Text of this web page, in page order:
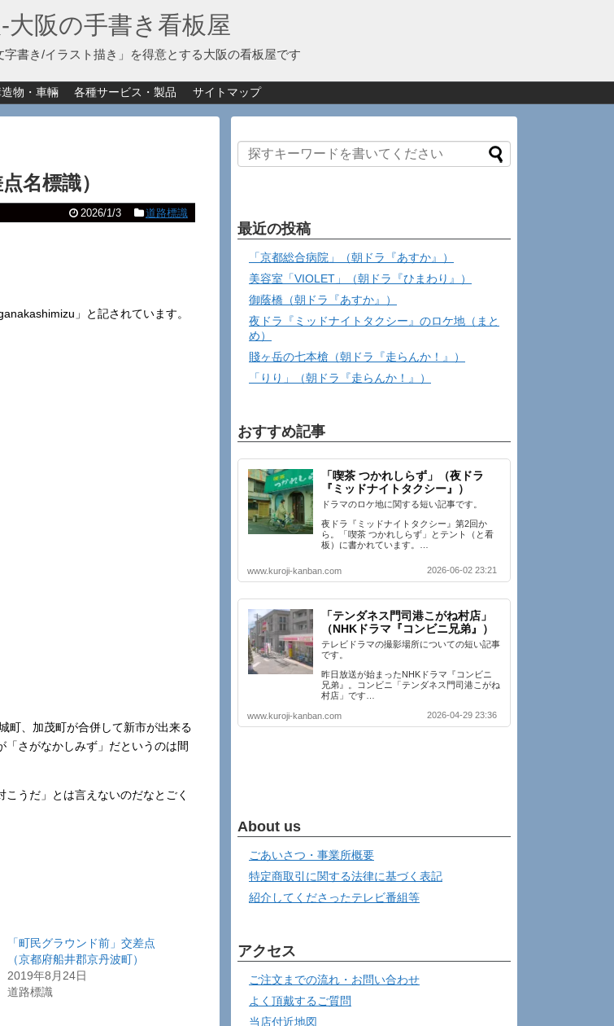
大阪の手書き看板屋
字書き/イラスト描き」を得意とする大阪の看板屋です
物・車輛 各種サービス・製品 サイトマップ
名標識）
2026/1/3 道路標識
」と記されています。
町、加茂町が合併して新市が出来る
さがなかしみず」だというのは間
うだ」とは言えないのだなとごく
「町民グラウンド前」交差点
（京都府船井郡京丹波町）
2019年8月24日
道路標識
最近の投稿
「京都総合病院」（朝ドラ『あすか』）
美容室「VIOLET」（朝ドラ『ひまわり』）
御蔭橋（朝ドラ『あすか』）
夜ドラ『ミッドナイトタクシー』のロケ地（まと
め）
賤ヶ岳の七本槍（朝ドラ『走らんか！』）
「りり」（朝ドラ『走らんか！』）
おすすめ記事
「喫茶 つかれしらず」（夜ドラ
『ミッドナイトタクシー』）
ドラマのロケ地に関する短い記事です。
夜ドラ『ミッドナイトタクシー』第2回か
ら。「喫茶 つかれしらず」とテント（と看
板）に書かれています。…
www.kuroji-kanban.com 2026-06-02 23:21
「テンダネス門司港こがね村店」
（NHKドラマ『コンビニ兄弟』）
テレビドラマの撮影場所についての短い記事
です。
昨日放送が始まったNHKドラマ『コンビニ
兄弟』。コンビニ「テンダネス門司港こがね
村店」です…
www.kuroji-kanban.com 2026-04-29 23:36
About us
ごあいさつ・事業所概要
特定商取引に関する法律に基づく表記
紹介してくださったテレビ番組等
アクセス
ご注文までの流れ・お問い合わせ
よく頂戴するご質問
当店付近地図